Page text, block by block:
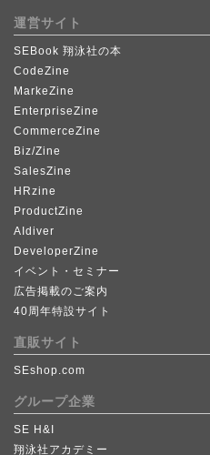
運営サイト
SEBook 翔泳社の本
CodeZine
MarkeZine
EnterpriseZine
CommerceZine
Biz/Zine
SalesZine
HRzine
ProductZine
AIdiver
DeveloperZine
イベント・セミナー
広告掲載のご案内
40周年特設サイト
直販サイト
SEshop.com
グループ企業
SE H&I
翔泳社アカデミー